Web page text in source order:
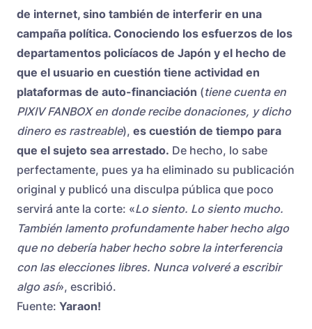
de internet, sino también de interferir en una
campaña política. Conociendo los esfuerzos de los
departamentos policíacos de Japón y el hecho de
que el usuario en cuestión tiene actividad en
plataformas de auto-financiación (tiene cuenta en
PIXIV FANBOX en donde recibe donaciones, y dicho
dinero es rastreable), es cuestión de tiempo para
que el sujeto sea arrestado. De hecho, lo sabe
perfectamente, pues ya ha eliminado su publicación
original y publicó una disculpa pública que poco
servirá ante la corte: «Lo siento. Lo siento mucho.
También lamento profundamente haber hecho algo
que no debería haber hecho sobre la interferencia
con las elecciones libres. Nunca volveré a escribir
algo así», escribió.
Fuente: Yaraon!